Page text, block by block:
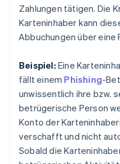
Zahlungen tätigen. Die
Karteninhaber kann
Abbuchungen über eine
Beispiel: Eine
fällt einem Phishing-
unwissentlich ihre bzw.
betrügerische Person
Konto der
verschafft und nicht
Sobald die